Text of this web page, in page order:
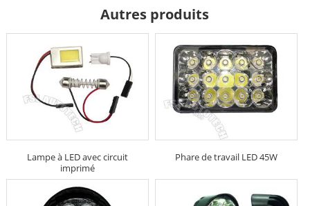
Autres produits
Lampe à LED avec circuit
imprimé
Phare de travail LED 45W